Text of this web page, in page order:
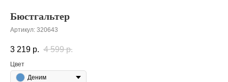
Бюстгальтер
Артикул: 320643
3 219 р. 4 599 р.
Цвет
Деним